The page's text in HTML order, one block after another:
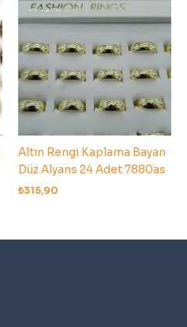
Altın Rengi Kaplama Bayan
Düz Alyans 24 Adet 7880as
₺315,90